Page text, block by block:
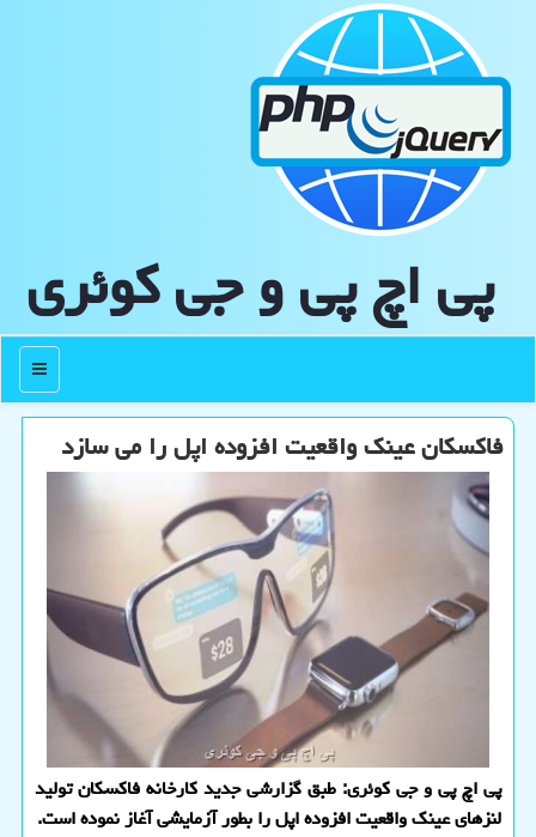
پی اچ پی و جی كوئری
منو
فاكسكان عینك واقعیت افزوده اپل را می سازد
پی اچ پی و جی كوئری: طبق گزارشی جدید كارخانه فاكسكان تولید
لنزهای عینك واقعیت افزوده اپل را بطور آزمایشی آغاز نموده است.